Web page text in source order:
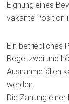
Eignung eines
vakante Position
Ein betriebliches
Regel zwei und
Ausnahmefällen
werden.
Die Zahlung